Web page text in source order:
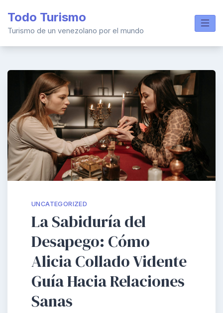
content
Todo Turismo
Turismo de un venezolano por el mundo
UNCATEGORIZED
La Sabiduría del
Desapego: Cómo
Alicia Collado Vidente
Guía Hacia Relaciones
Sanas